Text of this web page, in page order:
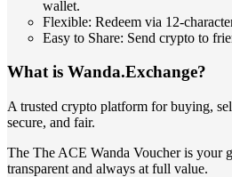
wallet.
Flexible: Redeem via 12-
Easy to Share: Send crypto to
What is Wanda.Exchange?
A trusted crypto platform for buying,
secure, and fair.
The The ACE Wanda Voucher is your
transparent and always at full value.